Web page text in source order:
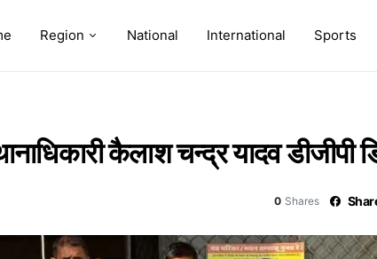
Region National International Sports
कैलाश चन्द्र यादव डीजीपी
0 Shares